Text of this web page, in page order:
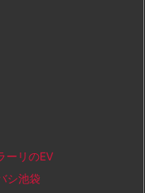
リのEV
シ池袋